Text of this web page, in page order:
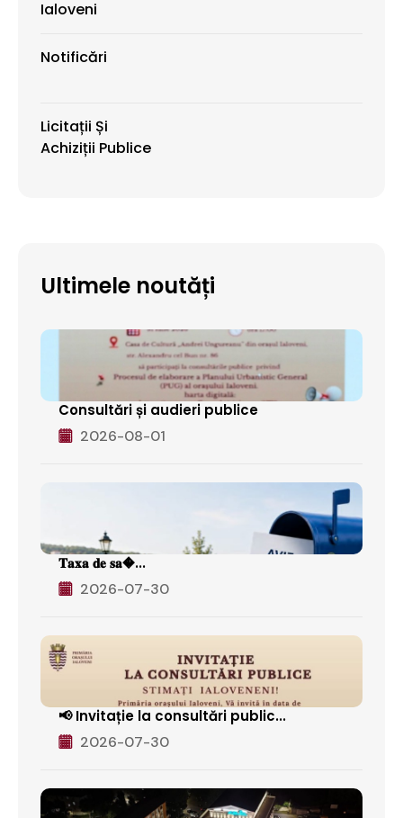
Ialoveni
Notificări
Licitații Și
Achiziții Publice
Ultimele noutăți
Consultări și audieri publice
2026-08-01
𝐓𝐚𝐱𝐚 𝐝𝐞 𝐬𝐚�...
2026-07-30
📢 Invitație la consultări public...
2026-07-30